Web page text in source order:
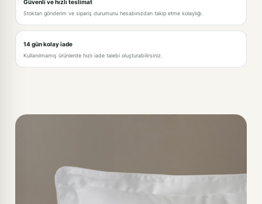
Güvenli ve hızlı teslimat
Stoktan gönderim ve sipariş durumunu hesabınızdan takip etme kolaylığı.
14 gün kolay iade
Kullanılmamış ürünlerde hızlı iade talebi oluşturabilirsiniz.